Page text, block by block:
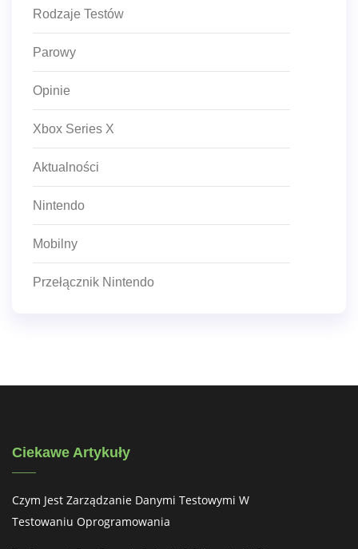
Rodzaje Testów
Parowy
Opinie
Xbox Series X
Aktualności
Nintendo
Mobilny
Przełącznik Nintendo
Ciekawe Artykuły
Czym Jest Zarządzanie Danymi Testowymi W
Testowaniu Oprogramowania